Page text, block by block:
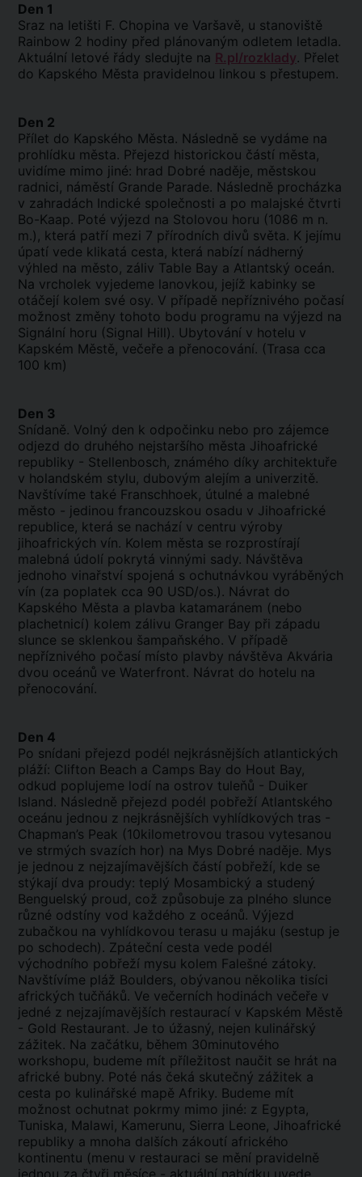
Den 1
Sraz na letišti F. Chopina ve Varšavě, u stanoviště
Rainbow 2 hodiny před plánovaným odletem letadla.
Aktuální letové řády sledujte na R.pl/rozklady. Přelet
do Kapského Města pravidelnou linkou s přestupem.
Den 2
Přílet do Kapského Města. Následně se vydáme na
prohlídku města. Přejezd historickou částí města,
uvidíme mimo jiné: hrad Dobré naděje, městskou
radnici, náměstí Grande Parade. Následně procházka
v zahradách Indické společnosti a po malajské čtvrti
Bo-Kaap. Poté výjezd na Stolovou horu (1086 m n.
m.), která patří mezi 7 přírodních divů světa. K jejímu
úpatí vede klikatá cesta, která nabízí nádherný
výhled na město, záliv Table Bay a Atlantský oceán.
Na vrcholek vyjedeme lanovkou, jejíž kabinky se
otáčejí kolem své osy. V případě nepříznivého počasí
možnost změny tohoto bodu programu na výjezd na
Signální horu (Signal Hill). Ubytování v hotelu v
Kapském Městě, večeře a přenocování. (Trasa cca
100 km)
Den 3
Snídaně. Volný den k odpočinku nebo pro zájemce
odjezd do druhého nejstaršího města Jihoafrické
republiky - Stellenbosch, známého díky architektuře
v holandském stylu, dubovým alejím a univerzitě.
Navštívíme také Franschhoek, útulné a malebné
město - jedinou francouzskou osadu v Jihoafrické
republice, která se nachází v centru výroby
jihoafrických vín. Kolem města se rozprostírají
malebná údolí pokrytá vinnými sady. Návštěva
jednoho vinařství spojená s ochutnávkou vyráběných
vín (za poplatek cca 90 USD/os.). Návrat do
Kapského Města a plavba katamaránem (nebo
plachetnicí) kolem zálivu Granger Bay při západu
slunce se sklenkou šampaňského. V případě
nepříznivého počasí místo plavby návštěva Akvária
dvou oceánů ve Waterfront. Návrat do hotelu na
přenocování.
Den 4
Po snídani přejezd podél nejkrásnějších atlantických
pláží: Clifton Beach a Camps Bay do Hout Bay,
odkud poplujeme lodí na ostrov tuleňů - Duiker
Island. Následně přejezd podél pobřeží Atlantského
oceánu jednou z nejkrásnějších vyhlídkových tras -
Chapman’s Peak (10kilometrovou trasou vytesanou
ve strmých svazích hor) na Mys Dobré naděje. Mys
je jednou z nejzajímavějších částí pobřeží, kde se
stýkají dva proudy: teplý Mosambický a studený
Benguelský proud, což způsobuje za plného slunce
různé odstíny vod každého z oceánů. Výjezd
zubačkou na vyhlídkovou terasu u majáku (sestup je
po schodech). Zpáteční cesta vede podél
východního pobřeží mysu kolem Falešné zátoky.
Navštívíme pláž Boulders, obývanou několika tisíci
afrických tučňáků. Ve večerních hodinách večeře v
jedné z nejzajímavějších restaurací v Kapském Městě
- Gold Restaurant. Je to úžasný, nejen kulinářský
zážitek. Na začátku, během 30minutového
workshopu, budeme mít příležitost naučit se hrát na
africké bubny. Poté nás čeká skutečný zážitek a
cesta po kulinářské mapě Afriky. Budeme mít
možnost ochutnat pokrmy mimo jiné: z Egypta,
Tuniska, Malawi, Kamerunu, Sierra Leone, Jihoafrické
republiky a mnoha dalších zákoutí afrického
kontinentu (menu v restauraci se mění pravidelně
jednou za čtyři měsíce - aktuální nabídku uvede